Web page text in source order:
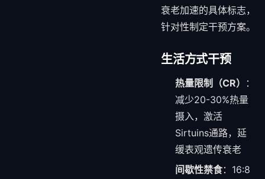
衰老加速的具体标志，
针对性制定干预方案。
生活方式干预
热量限制（CR）
：
减少20-30%热量
摄入，激活
Sirtuins通路，延
缓表观遗传衰老
间歇性禁食：16:8